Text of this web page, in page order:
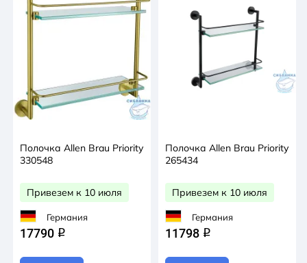
Полочка Allen Brau Priority
330548
Привезем к 10 июля
Германия
17790 q
Полочка Allen Brau Priority
265434
Привезем к 10 июля
Германия
11798 q